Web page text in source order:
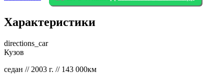
Характеристики
directions_car
Кузов
седан // 2003 г. // 143 000км